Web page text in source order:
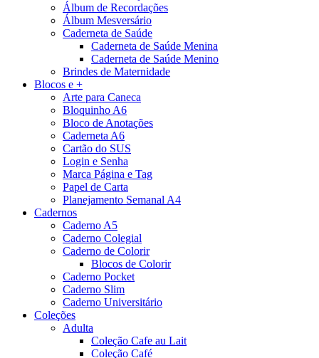
Álbum de Recordações
Álbum Mesversário
Caderneta de Saúde
Caderneta de Saúde Menina
Caderneta de Saúde Menino
Brindes de Maternidade
Blocos e +
Arte para Caneca
Bloquinho A6
Bloco de Anotações
Caderneta A6
Cartão do SUS
Login e Senha
Marca Página e Tag
Papel de Carta
Planejamento Semanal A4
Cadernos
Caderno A5
Caderno Colegial
Caderno de Colorir
Blocos de Colorir
Caderno Pocket
Caderno Slim
Caderno Universitário
Coleções
Adulta
Coleção Cafe au Lait
Coleção Café